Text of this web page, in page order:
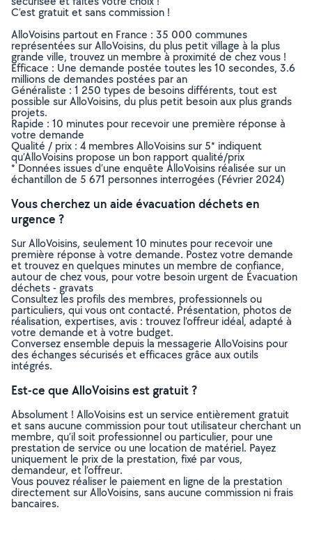
C’est gratuit et sans commission !
AlloVoisins partout en France : 35 000 communes
représentées sur AlloVoisins, du plus petit village à la plus
grande ville, trouvez un membre à proximité de chez vous !
Efficace : Une demande postée toutes les 10 secondes, 3.6
millions de demandes postées par an
Généraliste : 1 250 types de besoins différents, tout est
possible sur AlloVoisins, du plus petit besoin aux plus grands
projets.
Rapide : 10 minutes pour recevoir une première réponse à
votre demande
Qualité / prix : 4 membres AlloVoisins sur 5* indiquent
qu’AlloVoisins propose un bon rapport qualité/prix
* Données issues d’une enquête AlloVoisins réalisée sur un
échantillon de 5 671 personnes interrogées (Février 2024)
Vous cherchez un aide évacuation déchets en
urgence ?
Sur AlloVoisins, seulement 10 minutes pour recevoir une
première réponse à votre demande. Postez votre demande
et trouvez en quelques minutes un membre de confiance,
autour de chez vous, pour votre besoin urgent de Évacuation
déchets - gravats
Consultez les profils des membres, professionnels ou
particuliers, qui vous ont contacté. Présentation, photos de
réalisation, expertises, avis : trouvez l'offreur idéal, adapté à
votre demande et à votre budget.
Conversez ensemble depuis la messagerie AlloVoisins pour
des échanges sécurisés et efficaces grâce aux outils
intégrés.
Est-ce que AlloVoisins est gratuit ?
Absolument ! AlloVoisins est un service entièrement gratuit
et sans aucune commission pour tout utilisateur cherchant un
membre, qu’il soit professionnel ou particulier, pour une
prestation de service ou une location de matériel. Payez
uniquement le prix de la prestation, fixé par vous,
demandeur, et l’offreur.
Vous pouvez réaliser le paiement en ligne de la prestation
directement sur AlloVoisins, sans aucune commission ni frais
bancaires.